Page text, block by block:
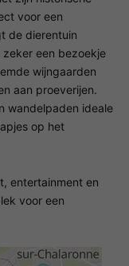
voor een
de dierentuin
een bezoekje
wijngaarden
aan proeverijen.
wandelpaden ideale
op het
entertainment en
voor een